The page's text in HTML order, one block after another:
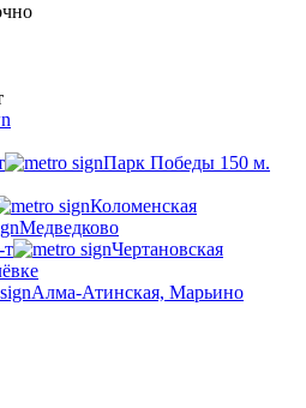
Парк Победы 150 м.
Коломенская
Медведково
т
Чертановская
Алма-Атинская, Марьино